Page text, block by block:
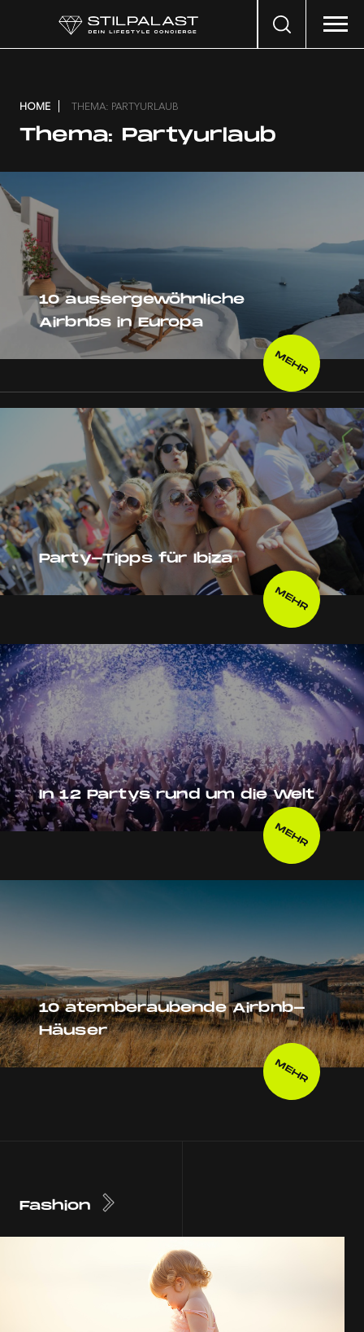
Search
HOME THEMA: PARTYURLAUB
Thema: Partyurlaub
10 aussergewöhnliche
Airbnbs in Europa
MEHR
Party-Tipps für Ibiza
MEHR
In 12 Partys rund um die Welt
MEHR
10 atemberaubende Airbnb-
Häuser
MEHR
Fashion